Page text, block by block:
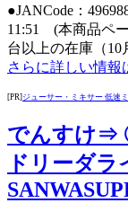
●JANCode：
11:51 (本商品ペ
台以上の在庫（
さらに詳しい情
[PR] ジューサー・ミキサー 低速
でんすけ⇒
ドリーダラ